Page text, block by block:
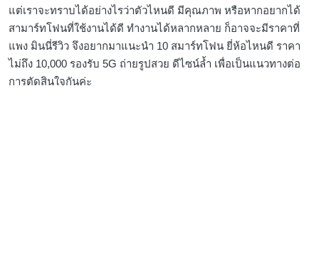
แต่เราจะทราบได้อย่างไรว่าตัวไหนดี มีคุณภาพ หรือหากอยากได้
สามาร์ทโฟนที่ใช้งานได้ดี ทำงานได้หลากหลาย ก็อาจจะมีราคาที่
แพง มินนี่รีวิว จึงอยากมาแนะนำ 10 สมาร์ทโฟน ยี่ห้อไหนดี ราคา
ไม่ถึง 10,000 รองรับ 5G ถ่ายรูปสวย ดีไซน์ล้ำ เพื่อเป็นแนวทางต่อ
การตัดสินใจกันค่ะ